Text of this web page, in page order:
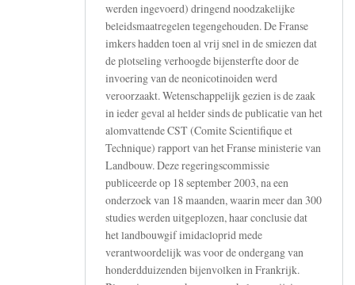
werden ingevoerd) dringend noodzakelijke
beleidsmaatregelen tegengehouden. De Franse
imkers hadden toen al vrij snel in de smiezen dat
de plotseling verhoogde bijensterfte door de
invoering van de neonicotinoiden werd
veroorzaakt. Wetenschappelijk gezien is de zaak
in ieder geval al helder sinds de publicatie van het
alomvattende CST (Comite Scientifique et
Technique) rapport van het Franse ministerie van
Landbouw. Deze regeringscommissie
publiceerde op 18 september 2003, na een
onderzoek van 18 maanden, waarin meer dan 300
studies werden uitgeplozen, haar conclusie dat
het landbouwgif imidacloprid mede
verantwoordelijk was voor de ondergang van
honderdduizenden bijenvolken in Frankrijk.